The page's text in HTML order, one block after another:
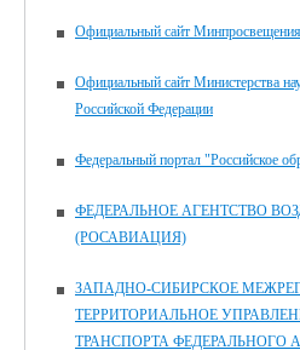
Официальный сайт
Официальный сайт Министерства
Российской Федерации
Федеральный портал "Российское
ФЕДЕРАЛЬНОЕ АГЕНТСТВО
(РОСАВИАЦИЯ)
ЗАПАДНО-СИБИРСКОЕ
ТЕРРИТОРИАЛЬНОЕ
ТРАНСПОРТА ФЕДЕРАЛЬНОГО